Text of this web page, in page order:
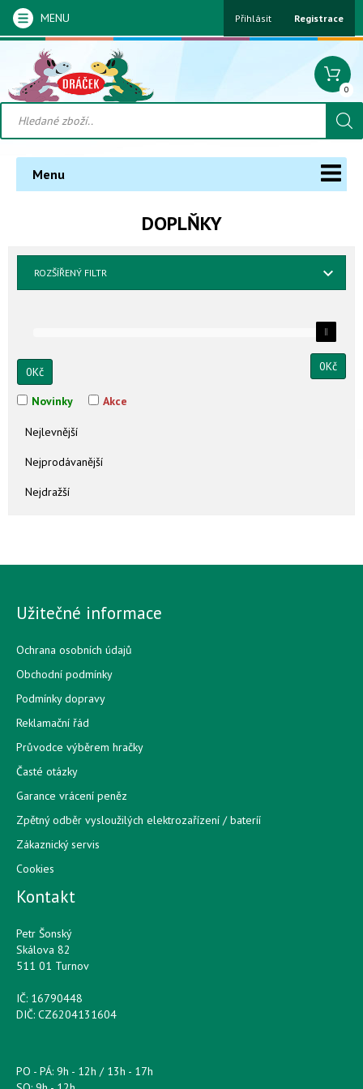
MENU Přihlásit Registrace
0
Menu
DOPLŇKY
ROZŠÍŘENÝ FILTR
0Kč 0Kč
Novinky Akce
Nejlevnější
Nejprodávanější
Nejdražší
Užitečné informace
Ochrana osobních údajů
Obchodní podmínky
Podmínky dopravy
Reklamační řád
Průvodce výběrem hračky
Časté otázky
Garance vrácení peněz
Zpětný odběr vysloužilých elektrozařízení / bateríí
Zákaznický servis
Cookies
Kontakt
Petr Šonský
Skálova 82
511 01 Turnov
IČ: 16790448
DIČ: CZ6204131604
PO - PÁ: 9h - 12h / 13h - 17h